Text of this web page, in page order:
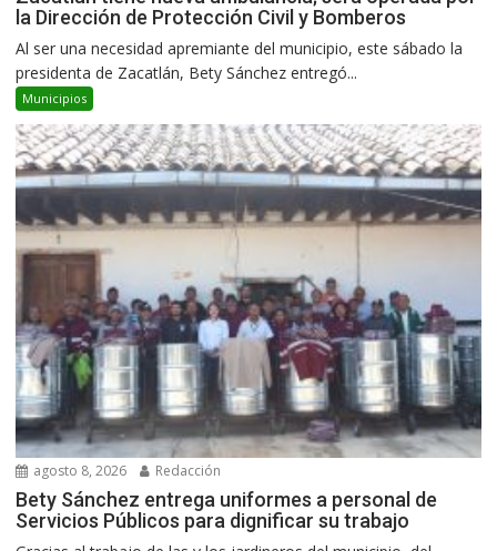
la Dirección de Protección Civil y Bomberos
Al ser una necesidad apremiante del municipio, este sábado la
presidenta de Zacatlán, Bety Sánchez entregó...
Municipios
agosto 8, 2026 Redacción
Bety Sánchez entrega uniformes a personal de
Servicios Públicos para dignificar su trabajo